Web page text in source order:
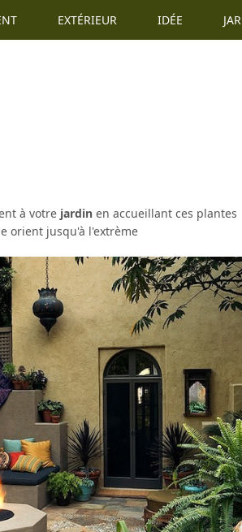
EXTÉRIEUR IDÉE
à votre jardin en accueillant ces plantes
orient jusqu'à l'extrème